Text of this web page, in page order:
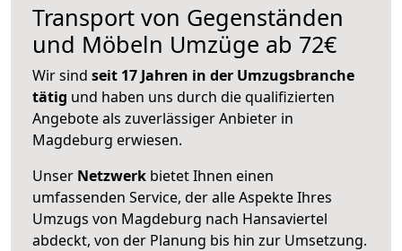
Transport von Gegenständen
und Möbeln Umzüge ab 72€
Wir sind seit 17 Jahren in der Umzugsbranche
tätig und haben uns durch die qualifizierten
Angebote als zuverlässiger Anbieter in
Magdeburg erwiesen.
Unser Netzwerk bietet Ihnen einen
umfassenden Service, der alle Aspekte Ihres
Umzugs von Magdeburg nach Hansaviertel
abdeckt, von der Planung bis hin zur Umsetzung.